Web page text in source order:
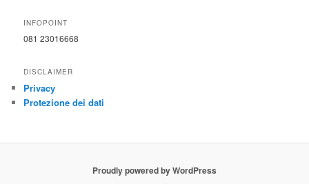
c
INFOPOINT
081 23016668
DISCLAIMER
Privacy
Protezione dei dati
Proudly powered by WordPress